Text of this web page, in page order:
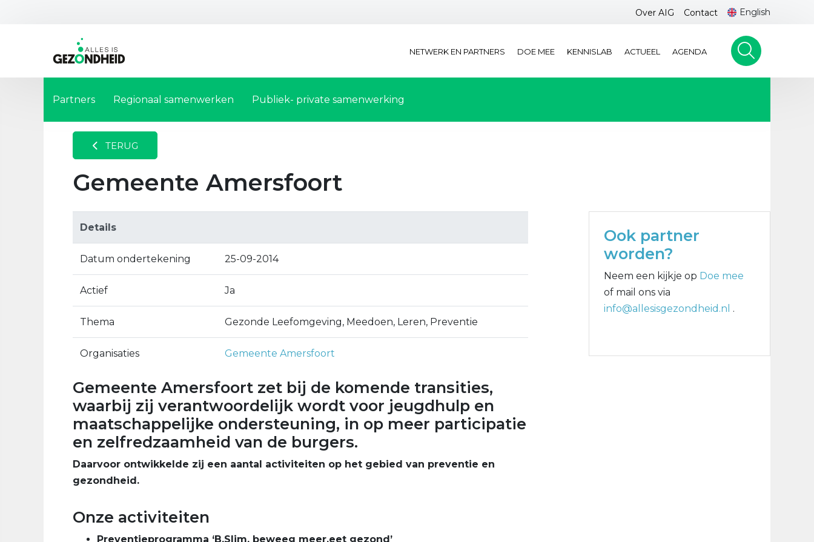
Over AIG Contact English
NETWERK EN PARTNERS DOE MEE KENNISLAB ACTUEEL AGENDA
Partners Regionaal samenwerken Publiek- private samenwerking
TERUG
Gemeente Amersfoort
Details
Datum ondertekening 25-09-2014
Actief Ja
Thema Gezonde Leefomgeving, Meedoen, Leren, Preventie
Organisaties Gemeente Amersfoort
Gemeente Amersfoort zet bij de komende transities,
waarbij zij verantwoordelijk wordt voor jeugdhulp en
maatschappelijke ondersteuning, in op meer participatie
en zelfredzaamheid van de burgers.
Daarvoor ontwikkelde zij een aantal activiteiten op het gebied van preventie en
gezondheid.
Onze activiteiten
Preventieprogramma ‘B.Slim, beweeg meer.eet gezond’
Ook partner
worden?
Neem een kijkje op Doe mee
of mail ons via
info@allesisgezondheid.nl .